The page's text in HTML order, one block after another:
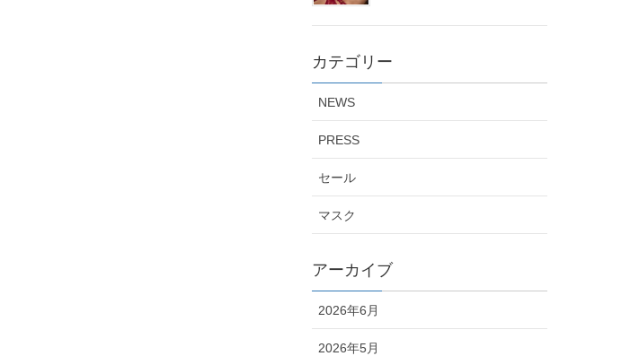
カテゴリー
NEWS
PRESS
セール
マスク
アーカイブ
2026年6月
2026年5月